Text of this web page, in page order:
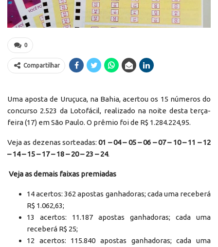
0
Compartilhar
Uma aposta de Uruçuca, na Bahia, acertou os 15 números do
concurso 2.523 da Lotofácil, realizado na noite desta terça-
feira (17) em São Paulo. O prêmio foi de R$ 1.284.224,95.
Veja as dezenas sorteadas:01 – 04 – 05 – 06 – 07 – 10 – 11 – 12
– 14 – 15 – 17 – 18 – 20 – 23 – 24.
Veja as demais faixas premiadas
14 acertos: 362 apostas ganhadoras; cada uma receberá
R$ 1.062,63;
13 acertos: 11.187 apostas ganhadoras; cada uma
receberá R$ 25;
12 acertos: 115.840 apostas ganhadoras; cada uma